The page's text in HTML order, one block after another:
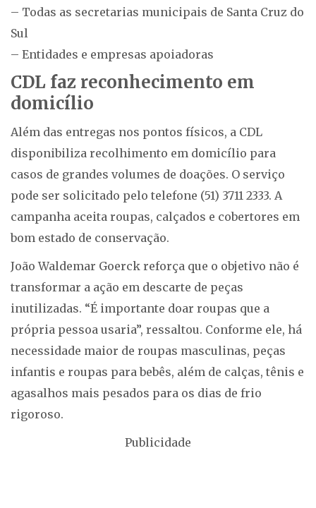
– Todas as secretarias municipais de Santa Cruz do
Sul
– Entidades e empresas apoiadoras
CDL faz reconhecimento em
domicílio
Além das entregas nos pontos físicos, a CDL
disponibiliza recolhimento em domicílio para
casos de grandes volumes de doações. O serviço
pode ser solicitado pelo telefone (51) 3711 2333. A
campanha aceita roupas, calçados e cobertores em
bom estado de conservação.
João Waldemar Goerck reforça que o objetivo não é
transformar a ação em descarte de peças
inutilizadas. “É importante doar roupas que a
própria pessoa usaria”, ressaltou. Conforme ele, há
necessidade maior de roupas masculinas, peças
infantis e roupas para bebês, além de calças, tênis e
agasalhos mais pesados para os dias de frio
rigoroso.
Publicidade